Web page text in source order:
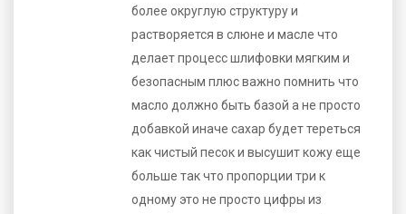
более округлую структуру и
растворяется в слюне и масле что
делает процесс шлифовки мягким и
безопасным плюс важно помнить что
масло должно быть базой а не просто
добавкой иначе сахар будет тереться
как чистый песок и высушит кожу еще
больше так что пропорции три к
одному это не просто цифры из